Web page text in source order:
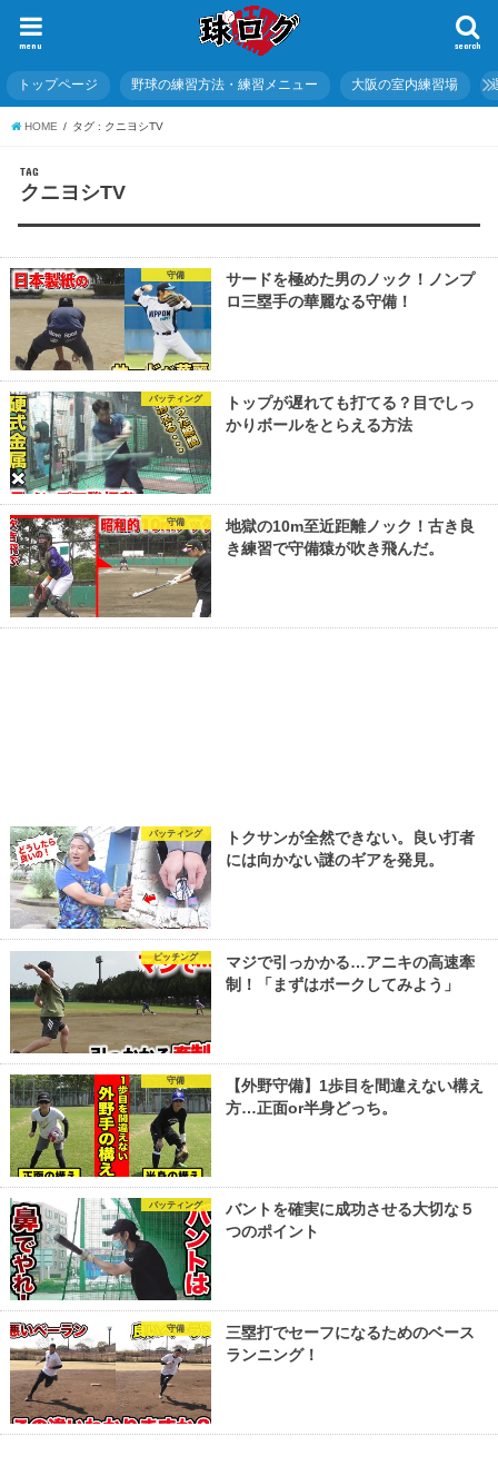
search
menu
トップページ 野球の練習方法・練習メニュー 大阪の室内練習場
HOME タグ : クニヨシTV
TAG
クニヨシTV
守備
サードを極めた男のノック！ノンプ
ロ三塁手の華麗なる守備！
バッティング
トップが遅れても打てる？目でしっ
かりボールをとらえる方法
守備
地獄の10m至近距離ノック！古き良
き練習で守備猿が吹き飛んだ。
バッティング
トクサンが全然できない。良い打者
には向かない謎のギアを発見。
ピッチング
マジで引っかかる…アニキの高速牽
制！「まずはボークしてみよう」
守備
【外野守備】1歩目を間違えない構え
方…正面or半身どっち。
バッティング
バントを確実に成功させる大切な５
つのポイント
守備
三塁打でセーフになるためのベース
ランニング！